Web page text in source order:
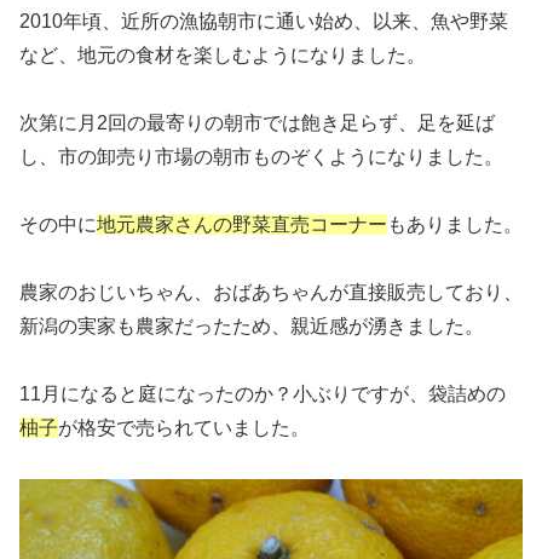
2010年頃、近所の漁協朝市に通い始め、以来、魚や野菜
など、地元の食材を楽しむようになりました。
次第に月2回の最寄りの朝市では飽き足らず、足を延ば
し、市の卸売り市場の朝市ものぞくようになりました。
その中に地元農家さんの野菜直売コーナー もありました。
農家のおじいちゃん、おばあちゃんが直接販売しており、
新潟の実家も農家だったため、親近感が湧きました。
11月になると庭になったのか？小ぶりですが、袋詰めの
柚子が格安で売られていました。